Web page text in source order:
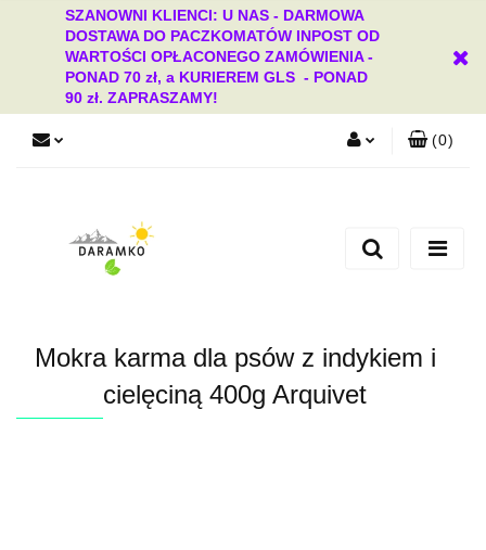
SZANOWNI KLIENCI: U NAS - DARMOWA
DOSTAWA DO PACZKOMATÓW INPOST OD
WARTOŚCI OPŁACONEGO ZAMÓWIENIA -
PONAD 70 zł, a KURIEREM GLS - PONAD
90 zł. ZAPRASZAMY!
Dodaj zgłoszenie
(0)
Mokra karma dla psów z indykiem i
cielęciną 400g Arquivet